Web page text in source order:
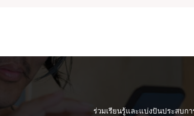
ร่วมเรียนรู้และแบ่งปันประสบก